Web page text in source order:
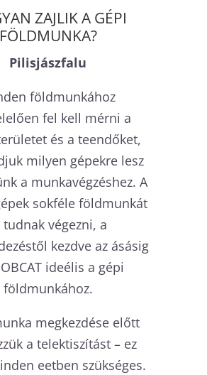
ZAJLIK A GÉPI
FÖLDMUNKA?
Pilisjászfalu
földmunkához
fel kell mérni a
és a teendőket,
milyen gépekre lesz
a munkavégzéshez. A
sokféle földmunkát
tudnak végezni, a
kezdve az ásásig
ideélis a gépi
földmunkához.
megkezdése előtt
a telektiszítást – ez
eetben szükséges.